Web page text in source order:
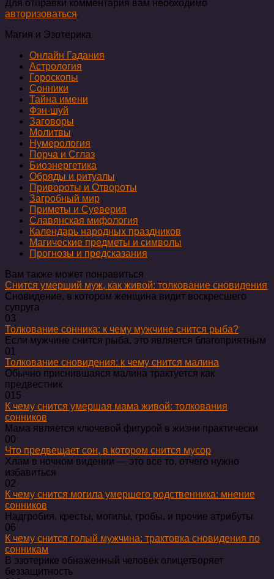
Для отправки комментария вам необходимо
авторизоваться.
Магия и Эзотерика
Онлайн Гадания
Астрология
Гороскопы
Сонники
Тайна имени
Фэн-шуй
Заговоры
Молитвы
Нумерология
Порча и Сглаз
Биоэнергетика
Обряды и ритуалы
Привороты и Отвороты
Загробный мир
Приметы и Суеверия
Славянская мифология
Календарь народных праздников
Магические предметы и символы
Прогнозы и предсказания
Вам также может понравиться
Снится умерший муж, как живой: толкование сновидения
Сновидение, в котором женщина видит воскресшего
супруга
03
Толкование сонника: к чему мужчине снится рыба?
Если мужчине снится рыба, это является благоприятным
01
Толкование сновидения: к чему снится малина
Обычно приснившаяся малина трактуется как
предвестник
015
К чему снится умершая мама живой: толкования
сонников
Мама является ключевой фигурой в жизни практически
00
Что предвещает сон, в котором снится мусор
Хлам в ночном видении — это все то, отчего нужно
избавиться
02
К чему снится могила умершего родственника: мнение
сонников
Надгробия, кресты, могилы, гробы, и прочие атрибуты
06
К чему снится голый мужчина: трактовка сновидения по
сонникам
В эзотерике обнаженный человек олицетворяет
беззащитность